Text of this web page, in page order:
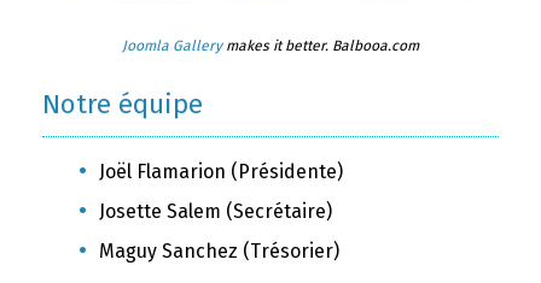
Joomla Gallerymakes it better. Balbooa.com
Notre équipe
Joël Flamarion (Présidente)
Josette Salem (Secrétaire)
Maguy Sanchez (Trésorier)